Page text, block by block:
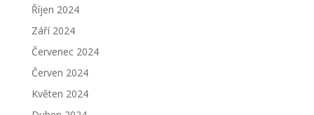
Říjen 2024
Září 2024
Červenec 2024
Červen 2024
Květen 2024